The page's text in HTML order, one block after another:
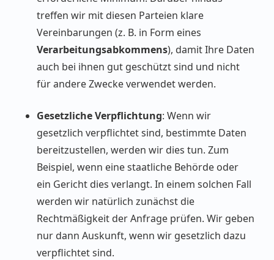
treffen wir mit diesen Parteien klare
Vereinbarungen (z. B. in Form eines
Verarbeitungsabkommens), damit Ihre Daten
auch bei ihnen gut geschützt sind und nicht
für andere Zwecke verwendet werden.
Gesetzliche Verpflichtung: Wenn wir
gesetzlich verpflichtet sind, bestimmte Daten
bereitzustellen, werden wir dies tun. Zum
Beispiel, wenn eine staatliche Behörde oder
ein Gericht dies verlangt. In einem solchen Fall
werden wir natürlich zunächst die
Rechtmäßigkeit der Anfrage prüfen. Wir geben
nur dann Auskunft, wenn wir gesetzlich dazu
verpflichtet sind.